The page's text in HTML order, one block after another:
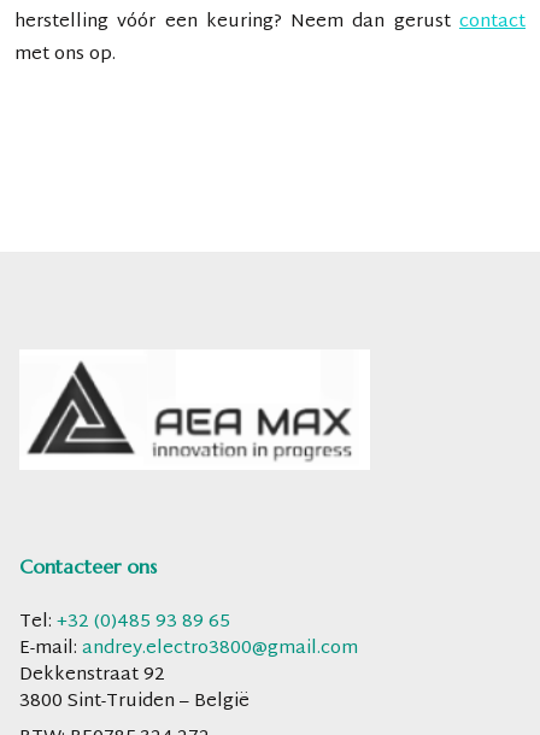
herstelling vóór een keuring? Neem dan gerust contact
met ons op.
Contacteer ons
Tel:+32 (0)485 93 89 65
E-mail:andrey.electro3800@gmail.com
Dekkenstraat 92
3800 Sint-Truiden – België